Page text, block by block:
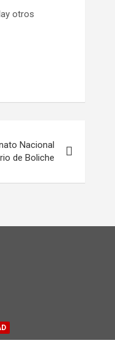
otros
Nacional
de Boliche